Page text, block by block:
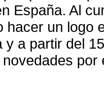
España. Al
hacer un logo
y a partir del
novedades